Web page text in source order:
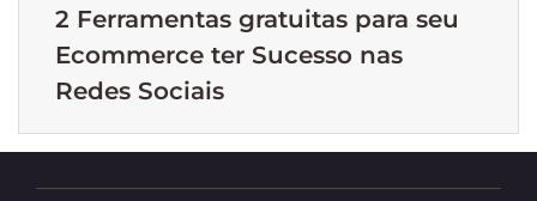
2 Ferramentas gratuitas para seu
Ecommerce ter Sucesso nas
Redes Sociais